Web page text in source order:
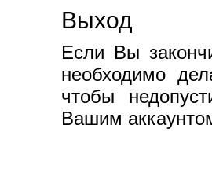
Выход
Если Вы
необходимо
чтобы
Вашим